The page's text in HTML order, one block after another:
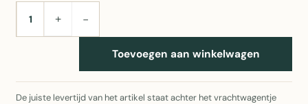
AANTAL+ −
Toevoegen aan winkelwagen
De juiste levertijd van het artikel staat achter het vrachtwagentje